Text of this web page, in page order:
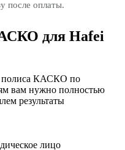
после оплаты.
для Hafei
полиса КАСКО по
вам нужно полностью
результаты
лицо